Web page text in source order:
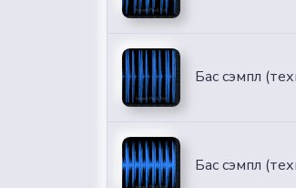
Бас сэмпл
Бас сэмпл